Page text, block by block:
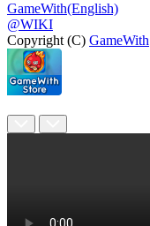
GameWith(English)
@WIKI
Copyright (C) GameWith